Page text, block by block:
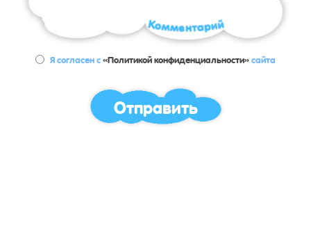
Я согласен с«Политикой конфиденциальности»сайта
Отправить